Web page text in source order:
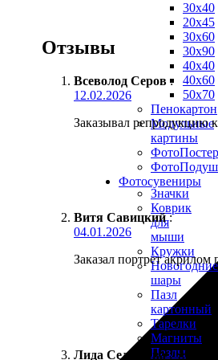
30х40
20х45
30х60
30х90
40х40
40х60
50х70
Пенокартон
Модульные
картины
Фотоcувениры
Значки
Коврик
для
мыши
Кружки
Новогодние
шары
Пазл
картонный
Тарелки
Магниты
Пазлы
Отзывы
Всеволод Серов :
12.02.2026
Заказывал репродукцию
Витя Савицкий :
04.01.2026
Заказал портрет акрилом
Лида Селезнёва : ★